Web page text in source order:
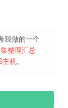
我做的一个
整理汇总-
主机。